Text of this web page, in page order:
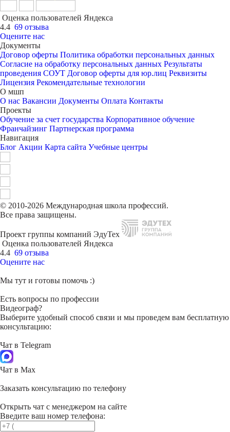
Оценка пользователей Яндекса
4.4 69 отзыва
Оцените нас
Документы
Договор оферты Политика обработки персональных данных
Согласие на обработку персональных данных Результаты
проведения СОУТ Договор оферты для юр.лиц Реквизиты
Лицензия Рекомендательные технологии
О мшп
О нас Вакансии Документы Оплата Контакты
Проекты
Обучение за счет государства Корпоративное обучение
Франчайзинг Партнерская программа
Навигация
Блог Акции Карта сайта Учебные центры
© 2010-2026 Международная школа профессий.
Все права защищены.
Проект группы компаний ЭдуТех
Оценка пользователей Яндекса
4.4 69 отзыва
Оцените нас
Мы тут и готовы помочь :)
Есть вопросы по профессии
Видеограф?
Выберите удобный способ связи и мы проведем вам бесплатную
консультацию:
Чат в Telegram
Чат в Max
Заказать консультацию по телефону
Открыть чат с менеджером на сайте
Введите ваш номер телефона: